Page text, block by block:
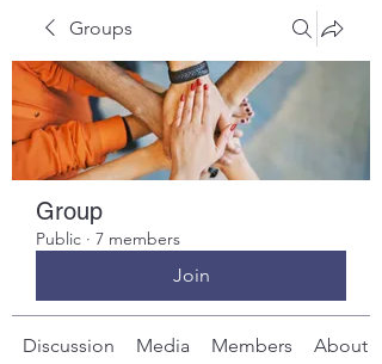
Groups
Group
Public · 7 members
Join
Discussion Media Members About